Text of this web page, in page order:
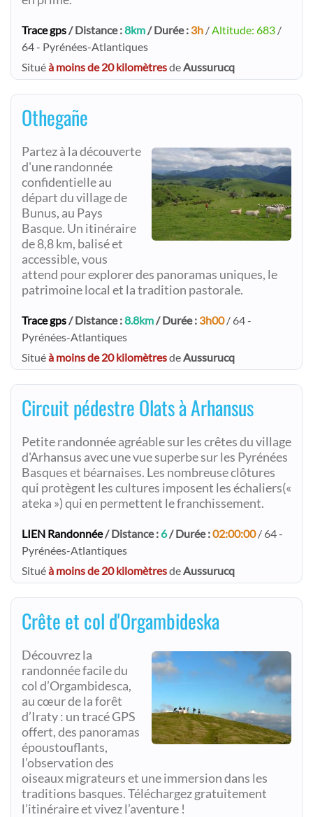
Trace gps/ Distance :8km/ Durée : 3h /Altitude: 683 /
64 - Pyrénées-Atlantiques
Situéà moins de 20 kilomètresdeAussurucq
Othegañe
Partez à la découverte
d'une randonnée
confidentielle au
départ du village de
Bunus, au Pays
Basque. Un itinéraire
de 8,8 km, balisé et
accessible, vous
attend pour explorer des panoramas uniques, le
patrimoine local et la tradition pastorale.
Trace gps/ Distance :8.8km/ Durée : 3h00/ 64 -
Pyrénées-Atlantiques
Situéà moins de 20 kilomètresdeAussurucq
Circuit pédestre Olats à Arhansus
Petite randonnée agréable sur les crêtes du village
d'Arhansus avec une vue superbe sur les Pyrénées
Basques et béarnaises. Les nombreuse clôtures
qui protègent les cultures imposent les échaliers(«
ateka ») qui en permettent le franchissement.
LIEN Randonnée/ Distance : 6/ Durée :02:00:00/ 64 -
Pyrénées-Atlantiques
Situéà moins de 20 kilomètresdeAussurucq
Crête et col d'Orgambideska
Découvrez la
randonnée facile du
col d’Orgambidesca,
au cœur de la forêt
d’Iraty : un tracé GPS
offert, des panoramas
époustouflants,
l’observation des
oiseaux migrateurs et une immersion dans les
traditions basques. Téléchargez gratuitement
l’itinéraire et vivez l’aventure !